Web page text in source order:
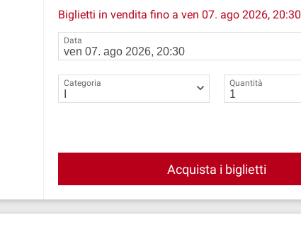
Biglietti in vendita fino aven 07. ago 2026, 20:30
Data
Categoria Quantità
Acquista i biglietti